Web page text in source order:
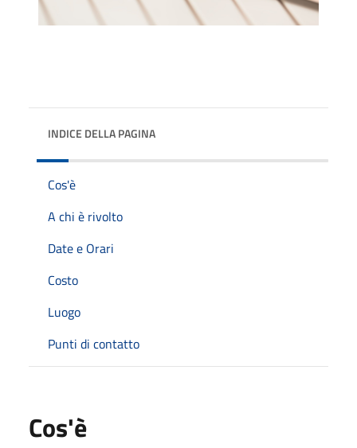
INDICE DELLA PAGINA
Cos'è
A chi è rivolto
Date e Orari
Costo
Luogo
Punti di contatto
Cos'è